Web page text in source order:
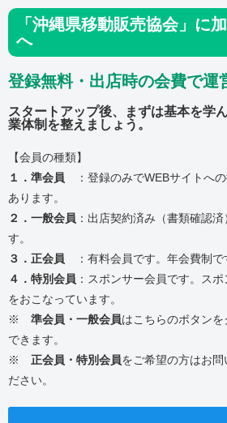
「沖縄県移動販売協会」に
へ
登録無料・出店時の会費で運
スタートアップ後、まずは基本を学
業体制を整えましょう。
【会員の種類】
１．準会員 ：登録のみでWEBサイトへ
あります。
２．一般会員 ：出店契約済み（書類確認
す。
３．正会員 ：有料会員です。年会費制で
４．特別会員 ：スポンサー会員です。ス
をおこなっています。
※ 準会員・一般会員はこちらのボタン
できます。
※ 正会員・特別会員をご希望の方はお問
ださい。